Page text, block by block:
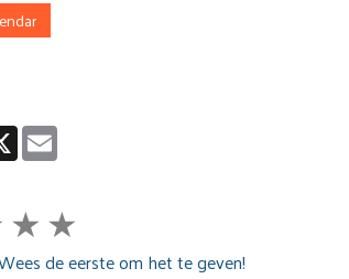
X
★★
de eerste om het te geven!